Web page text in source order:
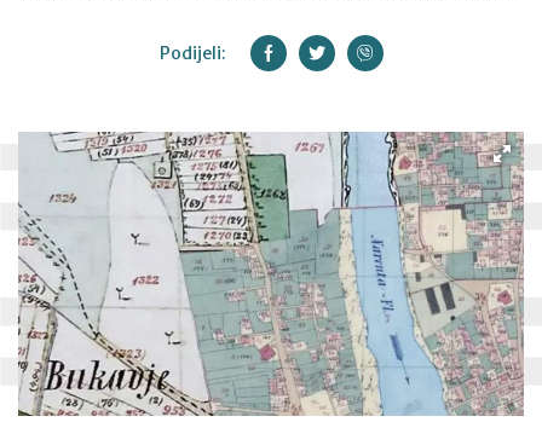
Podijeli: